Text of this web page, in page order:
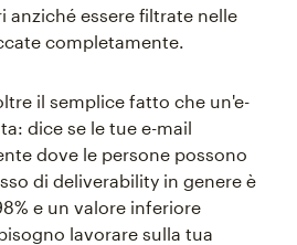
anziché essere filtrate nelle
completamente.
il semplice fatto che un'e-
dice se le tue e-mail
dove le persone possono
di deliverability in genere è
e un valore inferiore
lavorare sulla tua